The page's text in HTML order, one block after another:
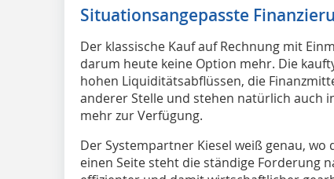
Situationsangepasste
Der klassische Kauf auf Rechnung mit
darum heute keine Option mehr. Die
hohen Liquiditätsabflüssen, die
anderer Stelle und stehen natürlich auch
mehr zur Verfügung.
Der Systempartner Kiesel weiß genau,
einen Seite steht die ständige Forderung